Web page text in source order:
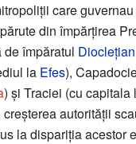
care
din împărțirea
de împăratul Dioclețian
la Efes),
) și Traciei (cu capitala
autorității
la dispariția acestor